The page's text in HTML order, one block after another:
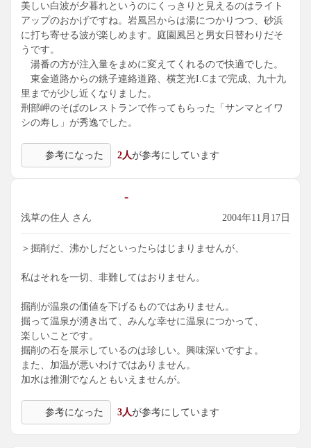
美しい白波が夕暮れというのにくっきりと見えるのはライト
アップのおかげですね。岩風呂からは湯につかりつつ、砂浜
に打ち寄せる波が楽しめます。庭園風呂と男女日替わりだそ
うです。
湯番の方が注入量をまめに変えてくれるので快適でした。
東金道路からの銚子連絡道路、横芝光I.Cまで完成、九十九
里までが少し近くなりました。
刑部岬のそばのレストランで作ってもらった「サンマとイワ
シの寿し」が秀逸でした。
参考になった 2人が参考にしています
-
浅草の住人 さん 2004年11月17日
＞掘削だ、沸かしだといったらはじまりませんが、
私はそれを一切、非難してはおりません。
掘削が温泉の価値を下げるものではありません。
掘って温泉が湧き出て、みんな幸せに温泉につかって、
楽しいことです。
掘削の石を展示しているのは珍しい。興味深いですよ。
また、加温が悪いわけではありません。
加水は推測でなんともいえませんが。
参考になった 3人が参考にしています